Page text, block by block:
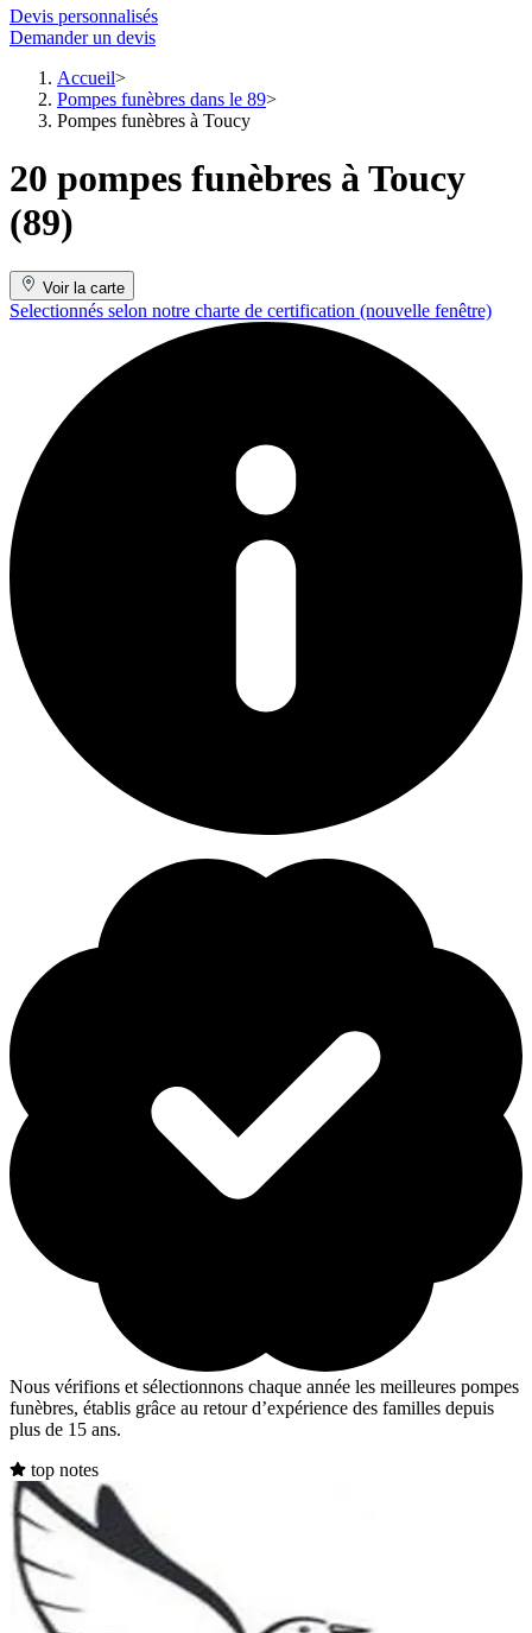
Devis personnalisés
Demander un devis
Accueil
Pompes funèbres dans le 89
Pompes funèbres à Toucy
20 pompes funèbres à Toucy
(89)
Voir la carte
Selectionnés selon notre charte de certification (nouvelle fenêtre)
Nous vérifions et sélectionnons chaque année les meilleures pompes
funèbres, établis grâce au retour d’expérience des familles depuis
plus de 15 ans.
top notes